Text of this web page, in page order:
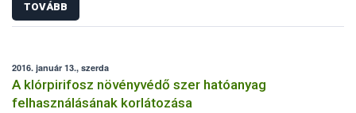
TOVÁBB
2016. január 13., szerda
A klórpirifosz növényvédő szer hatóanyag
felhasználásának korlátozása